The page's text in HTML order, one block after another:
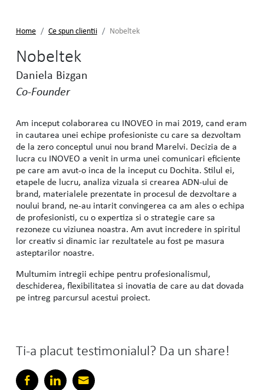
Home Ce spun clientii Nobeltek
Nobeltek
Daniela Bizgan
Co-Founder
Am inceput colaborarea cu INOVEO in mai 2019, cand eram
in cautarea unei echipe profesioniste cu care sa dezvoltam
de la zero conceptul unui nou brand Marelvi. Decizia de a
lucra cu INOVEO a venit in urma unei comunicari eficiente
pe care am avut-o inca de la inceput cu Dochita. Stilul ei,
etapele de lucru, analiza vizuala si crearea ADN-ului de
brand, materialele prezentate in procesul de dezvoltare a
noului brand, ne-au intarit convingerea ca am ales o echipa
de profesionisti, cu o expertiza si o strategie care sa
rezoneze cu viziunea noastra. Am avut incredere in spiritul
lor creativ si dinamic iar rezultatele au fost pe masura
asteptarilor noastre.
Multumim intregii echipe pentru profesionalismul,
deschiderea, flexibilitatea si inovatia de care au dat dovada
pe intreg parcursul acestui proiect.
Ti-a placut testimonialul? Da un share!